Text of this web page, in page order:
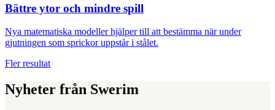
Bättre ytor och mindre spill
Nya matematiska modeller hjälper till att bestämma när under
gjutningen som sprickor uppstår i stålet.
Fler resultat
Nyheter från Swerim